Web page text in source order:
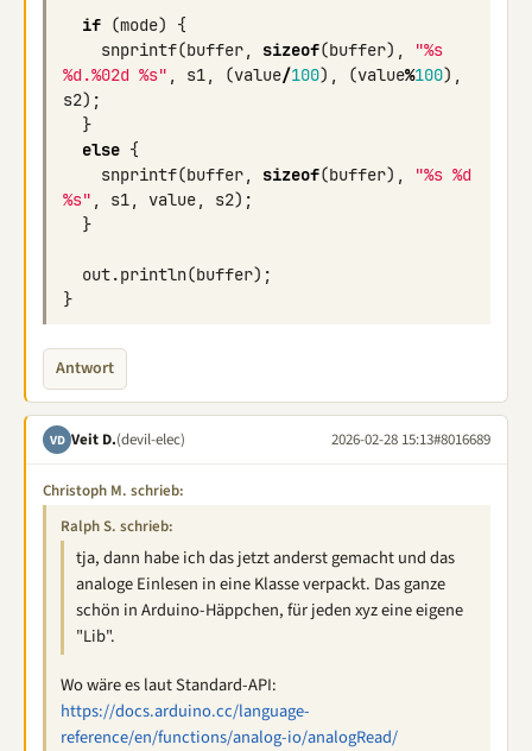
if (mode)
{
snprintf(buffer, sizeof(buffer),
"%s
%d.%02d %s" , s1, (value/100), (value%100),
s2);
}
else {
snprintf(buffer, sizeof(buffer),
"%s %d
%s" , s1, value, s2);
}
out.println(buffer);
}
Antwort
VD Veit D.(devil-elec) 2026-02-28 15:13#8016689
Christoph M. schrieb:
Ralph S. schrieb:
tja, dann habe ich das jetzt anderst gemacht und das
analoge Einlesen in eine Klasse verpackt. Das ganze
schön in Arduino-Häppchen, für jeden xyz eine eigene
"Lib".
Wo wäre es laut Standard-API:
https://docs.arduino.cc/language-
reference/en/functions/analog-io/analogRead/